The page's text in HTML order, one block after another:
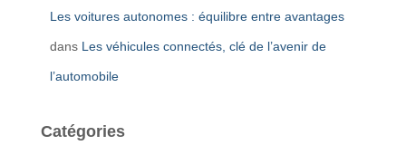
Les voitures autonomes : équilibre entre avantages
dans Les véhicules connectés, clé de l’avenir de
l’automobile
Catégories